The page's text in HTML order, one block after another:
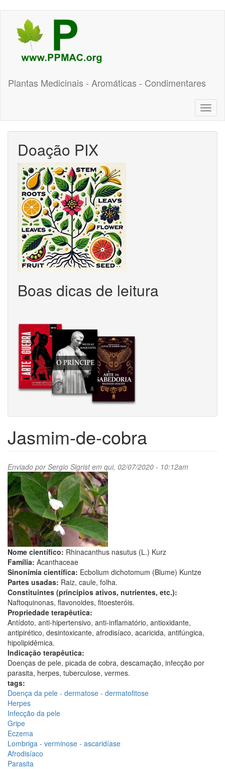
conteúdo
principal
Plantas Medicinais - Aromáticas - Condimentares
Doação PIX
Boas dicas de leitura
Jasmim-de-cobra
Enviado porSergio Sigristem qui, 02/07/2020 - 10:12am
Nome científico: Rhinacanthus nasutus (L.) Kurz
Família: Acanthaceae
Sinonímia científica: Ecbolium dichotomum (Blume) Kuntze
Partes usadas: Raiz, caule, folha.
Constituintes (princípios ativos, nutrientes, etc.):
Naftoquinonas, flavonoides, fitoesteróis.
Propriedade terapêutica:
Antídoto, anti-hipertensivo, anti-inflamatório, antioxidante,
antipirético, desintoxicante, afrodisíaco, acaricida, antifúngica,
hipolipidêmica.
Indicação terapêutica:
Doenças de pele, picada de cobra, descamação, infecção por
parasita, herpes, tuberculose, vermes.
tags:
Doença da pele - dermatose - dermatofitose
Herpes
Infecção da pele
Gripe
Eczema
Lombriga - verminose - ascaridíase
Afrodisíaco
Parasita